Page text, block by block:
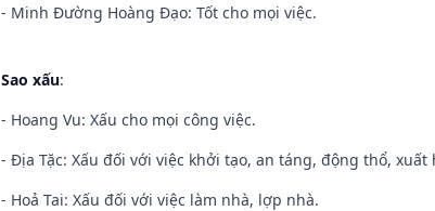
- Minh Đường Hoàng Đạo: Tốt cho mọi việc.
Sao xấu:
- Hoang Vu: Xấu cho mọi công việc.
- Địa Tặc: Xấu đối với việc khởi tạo, an táng, động thổ, xuất
- Hoả Tai: Xấu đối với việc làm nhà, lợp nhà.